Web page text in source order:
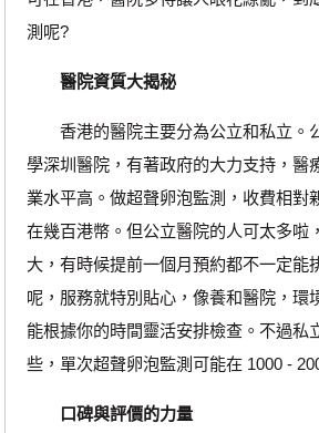
測呢?
醫院資質大揭秘
香港的醫院主要分為公立和私立。
學深圳醫院，有著政府的大力支持，醫
業水平高。做超聲卵泡監測，收費相對
在幾百港幣。但公立醫院的人可太多啦
大，有時候提前一個月預約都不一定能
呢，服務就特別貼心，像養和醫院，環
能根據你的時間靈活安排檢查。不過私
些，單次超聲卵泡監測可能在 1000 -
口碑與評價的力量